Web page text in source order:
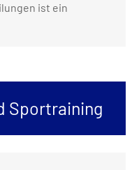
ist ein
Sportraining